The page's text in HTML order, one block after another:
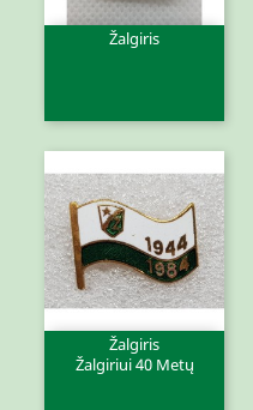
Žalgiris
Žalgiris
Žalgiriui 40 Metų